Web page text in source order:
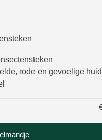
rode en gevoelige huid